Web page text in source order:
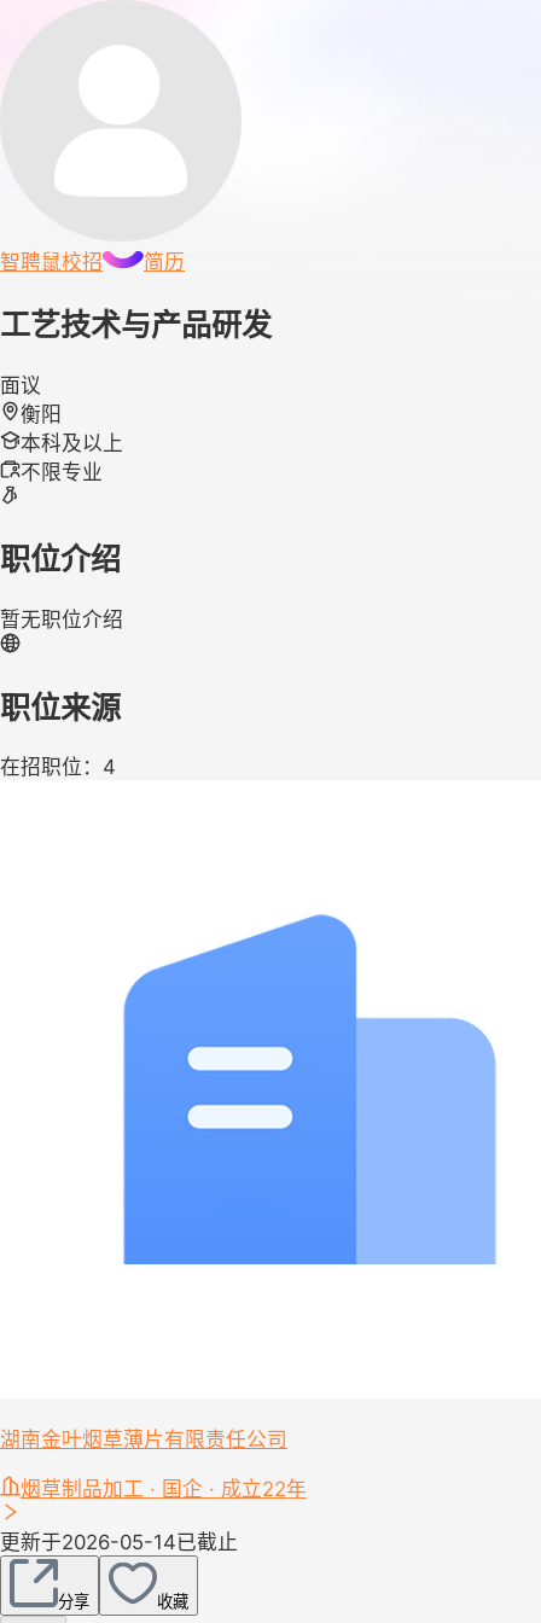
智聘鼠校招 简历
工艺技术与产品研发
面议
衡阳
本科及以上
不限专业
职位介绍
暂无职位介绍
职位来源
在招职位：4
湖南金叶烟草薄片有限责任公司
烟草制品加工 · 国企 · 成立22年
更新于2026-05-14已截止
分享 收藏